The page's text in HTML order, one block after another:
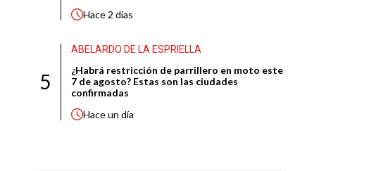
Hace2 días
5
ABELARDO DE LA ESPRIELLA
¿Habrá restricción de parrillero en moto este
7 de agosto? Estas son las ciudades
confirmadas
Haceun día